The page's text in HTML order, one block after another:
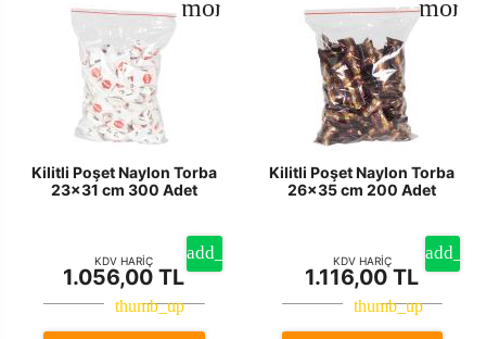
Kilitli Poşet Naylon Torba
23x31 cm 300 Adet
KDV HARİÇ
1.056,00 TL
Kilitli Poşet Naylon Torba
26x35 cm 200 Adet
KDV HARİÇ
1.116,00 TL